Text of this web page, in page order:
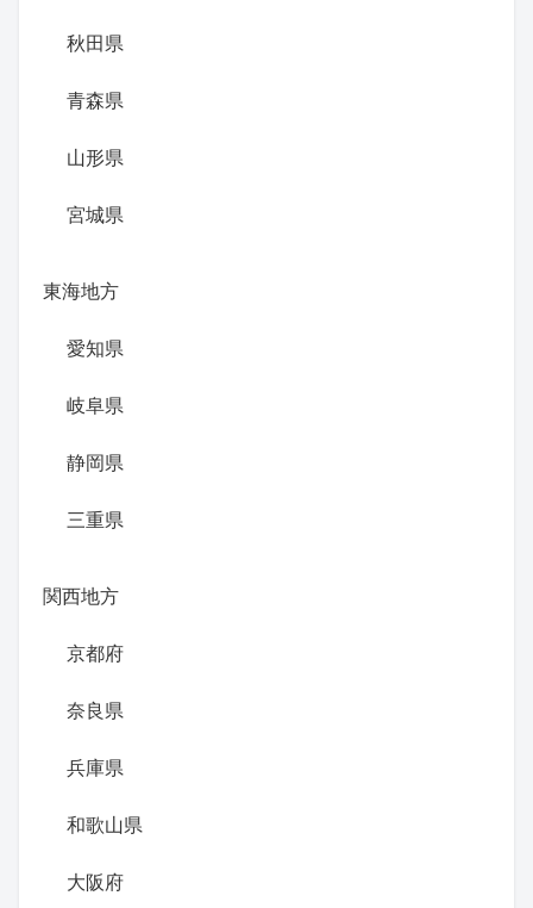
秋田県
青森県
山形県
宮城県
東海地方
愛知県
岐阜県
静岡県
三重県
関西地方
京都府
奈良県
兵庫県
和歌山県
大阪府